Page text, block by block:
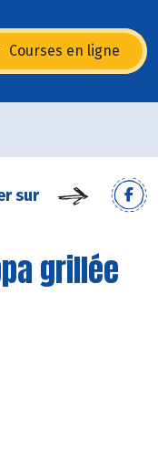
Courses en ligne
une nouvelle
sur
grillée